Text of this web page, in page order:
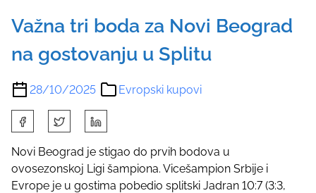
Važna tri boda za Novi Beograd
na gostovanju u Splitu
28/10/2025 Evropski kupovi
h
a
r
e
Novi Beograd je stigao do prvih bodova u
ovosezonskoj Ligi šampiona. Vicešampion Srbije i
Evrope je u gostima pobedio splitski Jadran 10:7 (3:3,